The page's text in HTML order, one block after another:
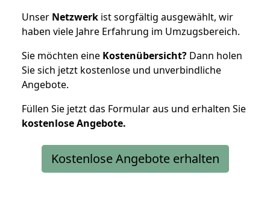
Unser Netzwerk ist sorgfältig ausgewählt, wir
haben viele Jahre Erfahrung im Umzugsbereich.
Sie möchten eine Kostenübersicht? Dann holen
Sie sich jetzt kostenlose und unverbindliche
Angebote.
Füllen Sie jetzt das Formular aus und erhalten Sie
kostenloseAngebote.
Kostenlose Angebote erhalten